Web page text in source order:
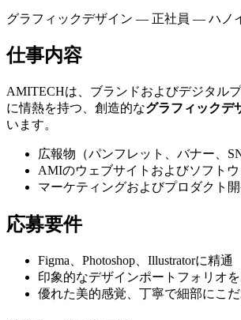
グラフィックデザイン — 正社員 — ハノ
仕事内容
AMITECHは、ブランドおよびデジタル
に情熱を持つ、創造的なグラフィックデ
います。
広報物（パンフレット、バナー、
AMIのウェブサイトおよびソフト
マーケティングおよびプロダクト
応募要件
Figma、Photoshop、Illustratorに精通
印象的なデザインポートフォリオ
優れた美的感覚、丁寧で細部にこ